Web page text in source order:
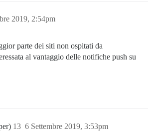
2019, 2:54pm
parte dei siti non ospitati da
al vantaggio delle notifiche push su
6 Settembre 2019, 3:53pm
13